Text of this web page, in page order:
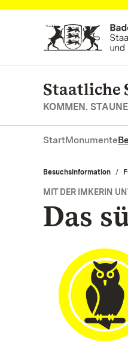
Zum Hauptinhalt
Staatliche
KOMMEN.
StartMonumente
Besuchsinformation
MIT DER IMKERIN
Das